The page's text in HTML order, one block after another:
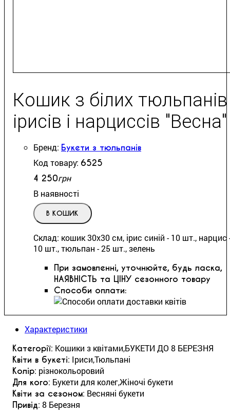
Кошик з білих тюльпанів
ірисів і нарциссів "Весна"
Букети з тюльпанів
6525
4 250грн
В наявності
В КОШИК
Склад: кошик 30х30 см, ірис синій - 10 шт., нарцис
10 шт., тюльпан - 25 шт., зелень
При замовленні, уточнюйте, будь ласка,
НАЯВНІСТЬ та ЦІНУ сезонного товару
Способи оплати:
Характеристики
Категорії: Кошики з квітами,БУКЕТИ ДО 8 БЕРЕЗНЯ
Квіти в букеті: Іриси,Тюльпані
Колір: різнокольоровий
Для кого: Букети для колег,Жіночі букети
Квіти за сезоном: Весняні букети
Привід: 8 Березня